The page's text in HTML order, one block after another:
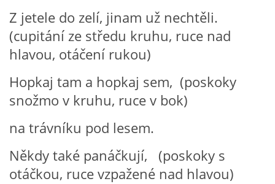
SPORTÍK - DĚTI V POHYBU
STOP ŠIKANĚ ANEB ŠIKANA BOLÍ
SADA EMOČNÍCH HER PRO DĚTI 3 - 4 ROKY
Z jetele do zelí, jinam už nechtěli.
(cupitání ze středu kruhu, ruce nad
hlavou, otáčení rukou)
Hopkaj tam a hopkaj sem, (poskoky
snožmo v kruhu, ruce v bok)
na trávníku pod lesem.
Někdy také panáčkují, (poskoky s
otáčkou, ruce vzpažené nad hlavou)